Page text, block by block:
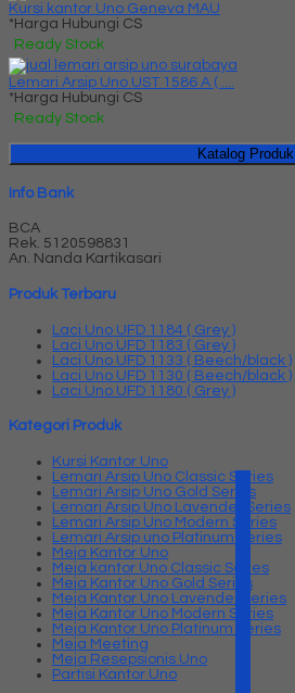
Kursi kantor Uno Geneva MAU
*Harga Hubungi CS
Ready Stock
Lemari Arsip Uno UST 1586 A ( ....
*Harga Hubungi CS
Ready Stock
Katalog Produk
Info Bank
BCA
Rek. 5120598831
An. Nanda Kartikasari
Produk Terbaru
Laci Uno UFD 1184 ( Grey )
Laci Uno UFD 1183 ( Grey )
Laci Uno UFD 1133 ( Beech/black )
Laci Uno UFD 1130 ( Beech/black )
Laci Uno UFD 1180 ( Grey )
Kategori Produk
Kursi Kantor Uno
Lemari Arsip Uno Classic Series
Lemari Arsip Uno Gold Series
Lemari Arsip Uno Lavender Series
Lemari Arsip Uno Modern Series
Lemari Arsip uno Platinum Series
Meja Kantor Uno
Meja kantor Uno Classic Series
Meja Kantor Uno Gold Series
Meja Kantor Uno Lavender series
Meja Kantor Uno Modern Series
Meja Kantor Uno Platinum Series
Meja Meeting
Meja Resepsionis Uno
Partisi Kantor Uno